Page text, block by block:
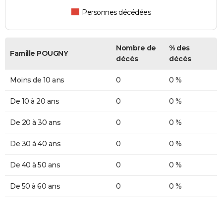
Personnes décédées
Famille POUGNY
Nombre de
décès
% des
décès
Moins de 10 ans 0 0 %
De 10 à 20 ans 0 0 %
De 20 à 30 ans 0 0 %
De 30 à 40 ans 0 0 %
De 40 à 50 ans 0 0 %
De 50 à 60 ans 0 0 %